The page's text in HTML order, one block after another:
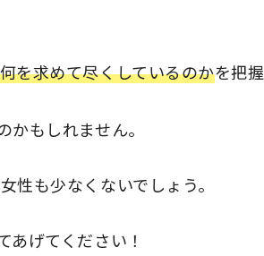
何を求めて尽くしているのかを把握
もしれません。
性も少なくないでしょう。
げてください！